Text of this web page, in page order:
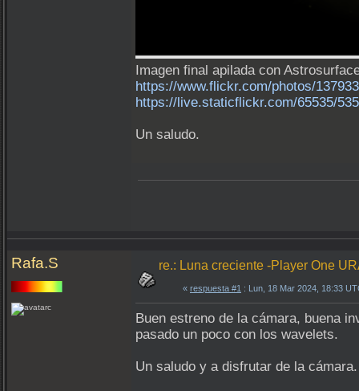
Imagen final apilada con
https://www.flickr.com/photos/
https://live.staticflickr.com/65535/
Un saludo.
Rafa.S re.: Luna creciente -Player One
« respuesta #1 : Lun, 18 Mar 2024, 18:33
Buen estreno de la cámara, buena
pasado un poco con los wavelets.
Un saludo y a disfrutar de la cámara.